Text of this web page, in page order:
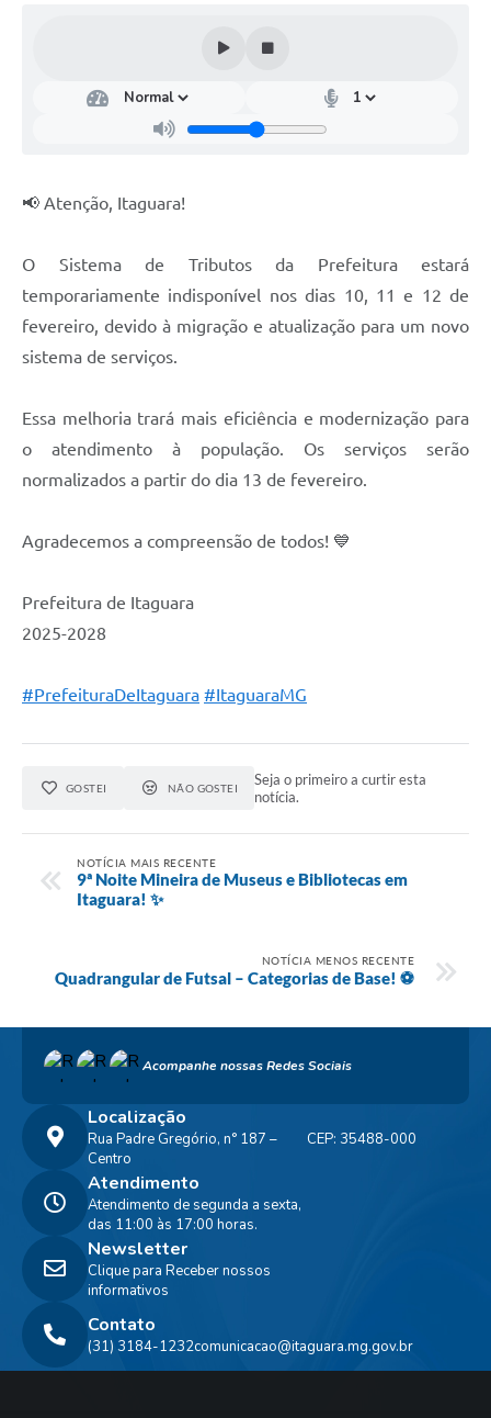
📢 Atenção, Itaguara!
O Sistema de Tributos da Prefeitura estará
temporariamente indisponível nos dias 10, 11 e 12 de
fevereiro, devido à migração e atualização para um novo
sistema de serviços.
Essa melhoria trará mais eficiência e modernização para
o atendimento à população. Os serviços serão
normalizados a partir do dia 13 de fevereiro.
Agradecemos a compreensão de todos! 💙
Prefeitura de Itaguara
2025-2028
#PrefeituraDeItaguara #ItaguaraMG
GOSTEI NÃO GOSTEI
Seja o primeiro a curtir esta
notícia.
NOTÍCIA MAIS RECENTE
9ª Noite Mineira de Museus e Bibliotecas em
Itaguara! ✨
NOTÍCIA MENOS RECENTE
Quadrangular de Futsal – Categorias de Base! ⚽
Acompanhe nossas Redes Sociais
Localização
Rua Padre Gregório, n° 187 –
Centro
CEP: 35488-000
Contato
(31) 3184-1232comunicacao@itaguara.mg.gov.br
Atendimento
Atendimento de segunda a sexta,
das 11:00 às 17:00 horas.
Newsletter
Clique para Receber nossos
informativos